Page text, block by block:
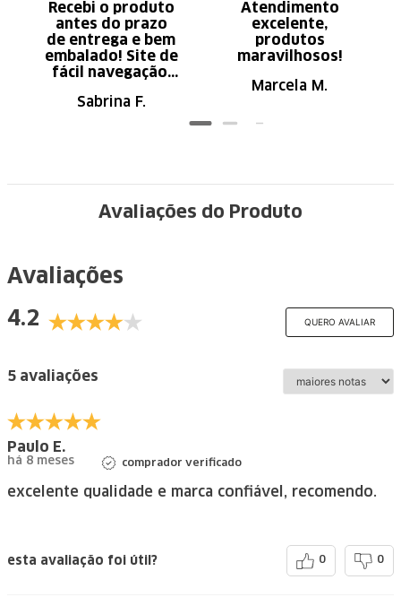
Recebi o produto
antes do prazo
de entrega e bem
embalado! Site de
fácil navegação.
Sabrina F.
Atendimento
excelente,
produtos
maravilhosos!
Marcela M.
Avaliações do Produto
Avaliações
4.2
QUERO AVALIAR
5 avaliações
Paulo E.
há 8 meses comprador verificado
excelente qualidade e marca confiável, recomendo.
esta avaliação foi útil? 0 0